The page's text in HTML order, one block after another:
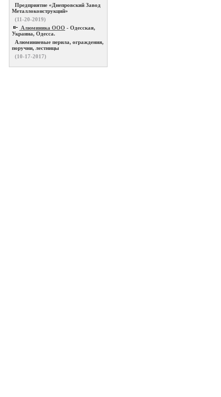
Предприятие «Днепровский Завод
Металлоконструкций»
(11-20-2019)
Алюминика ООО - Одесская,
Украина, Одесса.
Алюминиевые перила, ограждения,
поручни, лестницы
(10-17-2017)